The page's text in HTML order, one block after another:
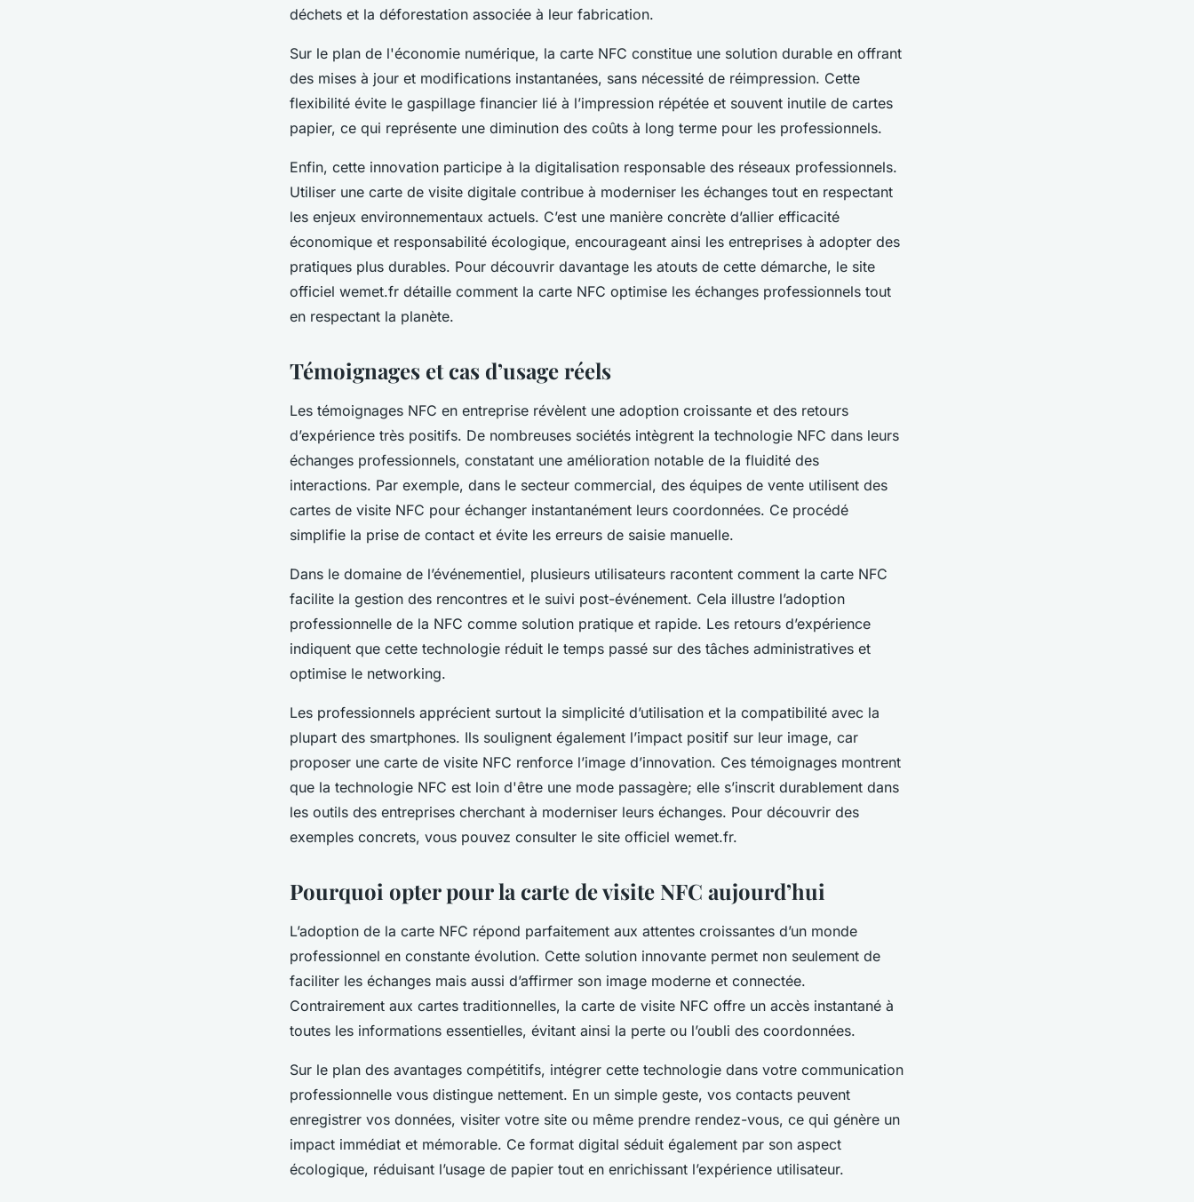
déchets et la déforestation associée à leur fabrication.
Sur le plan de l'économie numérique, la carte NFC constitue une solution durable en offrant
des mises à jour et modifications instantanées, sans nécessité de réimpression. Cette
flexibilité évite le gaspillage financier lié à l’impression répétée et souvent inutile de cartes
papier, ce qui représente une diminution des coûts à long terme pour les professionnels.
Enfin, cette innovation participe à la digitalisation responsable des réseaux professionnels.
Utiliser une carte de visite digitale contribue à moderniser les échanges tout en respectant
les enjeux environnementaux actuels. C’est une manière concrète d’allier efficacité
économique et responsabilité écologique, encourageant ainsi les entreprises à adopter des
pratiques plus durables. Pour découvrir davantage les atouts de cette démarche, le site
officiel wemet.fr détaille comment la carte NFC optimise les échanges professionnels tout
en respectant la planète.
Témoignages et cas d’usage réels
Les témoignages NFC en entreprise révèlent une adoption croissante et des retours
d’expérience très positifs. De nombreuses sociétés intègrent la technologie NFC dans leurs
échanges professionnels, constatant une amélioration notable de la fluidité des
interactions. Par exemple, dans le secteur commercial, des équipes de vente utilisent des
cartes de visite NFC pour échanger instantanément leurs coordonnées. Ce procédé
simplifie la prise de contact et évite les erreurs de saisie manuelle.
Dans le domaine de l’événementiel, plusieurs utilisateurs racontent comment la carte NFC
facilite la gestion des rencontres et le suivi post-événement. Cela illustre l’adoption
professionnelle de la NFC comme solution pratique et rapide. Les retours d’expérience
indiquent que cette technologie réduit le temps passé sur des tâches administratives et
optimise le networking.
Les professionnels apprécient surtout la simplicité d’utilisation et la compatibilité avec la
plupart des smartphones. Ils soulignent également l’impact positif sur leur image, car
proposer une carte de visite NFC renforce l’image d’innovation. Ces témoignages montrent
que la technologie NFC est loin d'être une mode passagère; elle s’inscrit durablement dans
les outils des entreprises cherchant à moderniser leurs échanges. Pour découvrir des
exemples concrets, vous pouvez consulter le site officiel wemet.fr.
Pourquoi opter pour la carte de visite NFC aujourd’hui
L’adoption de la carte NFC répond parfaitement aux attentes croissantes d’un monde
professionnel en constante évolution. Cette solution innovante permet non seulement de
faciliter les échanges mais aussi d’affirmer son image moderne et connectée.
Contrairement aux cartes traditionnelles, la carte de visite NFC offre un accès instantané à
toutes les informations essentielles, évitant ainsi la perte ou l’oubli des coordonnées.
Sur le plan des avantages compétitifs, intégrer cette technologie dans votre communication
professionnelle vous distingue nettement. En un simple geste, vos contacts peuvent
enregistrer vos données, visiter votre site ou même prendre rendez-vous, ce qui génère un
impact immédiat et mémorable. Ce format digital séduit également par son aspect
écologique, réduisant l’usage de papier tout en enrichissant l’expérience utilisateur.